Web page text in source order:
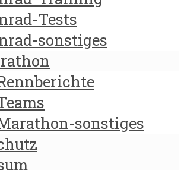
Tests
sonstiges
sonstiges